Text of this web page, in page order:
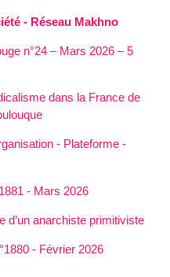
- Réseau Makhno
n°24 – Mars 2026 – 5
dans la France de
- Plateforme -
- Mars 2026
d’un anarchiste primitiviste
- Février 2026